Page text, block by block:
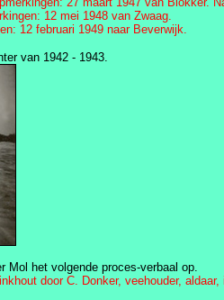
12 mei 1948 van Zwaag.
12 februari 1949 naar Beverwijk.
van 1942 - 1943.
Mol het volgende proces-verbaal op.
door C. Donker, veehouder,